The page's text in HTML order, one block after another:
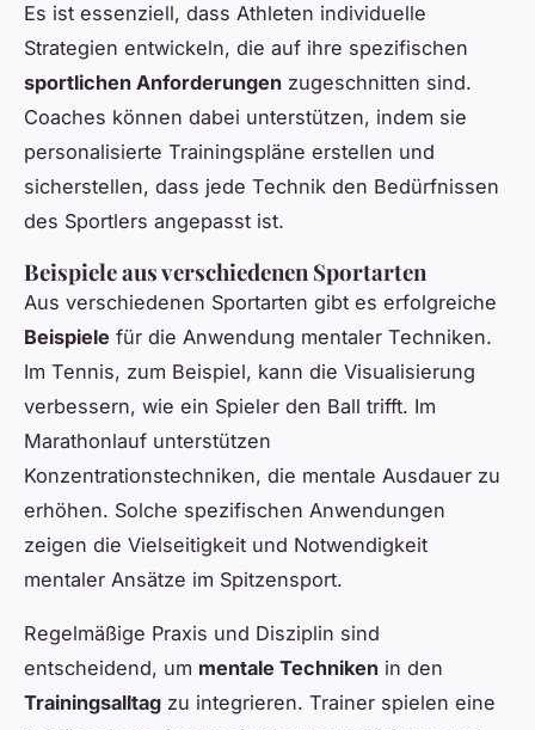
Es ist essenziell, dass Athleten individuelle
Strategien entwickeln, die auf ihre spezifischen
sportlichen Anforderungen zugeschnitten sind.
Coaches können dabei unterstützen, indem sie
personalisierte Trainingspläne erstellen und
sicherstellen, dass jede Technik den Bedürfnissen
des Sportlers angepasst ist.
Beispiele aus verschiedenen Sportarten
Aus verschiedenen Sportarten gibt es erfolgreiche
Beispiele für die Anwendung mentaler Techniken.
Im Tennis, zum Beispiel, kann die Visualisierung
verbessern, wie ein Spieler den Ball trifft. Im
Marathonlauf unterstützen
Konzentrationstechniken, die mentale Ausdauer zu
erhöhen. Solche spezifischen Anwendungen
zeigen die Vielseitigkeit und Notwendigkeit
mentaler Ansätze im Spitzensport.
Regelmäßige Praxis und Disziplin sind
entscheidend, um mentale Techniken in den
Trainingsalltag zu integrieren. Trainer spielen eine